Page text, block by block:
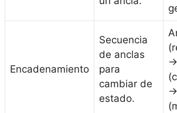
Encadenamiento
Secuencia
de anclas
para
cambiar de
estado.
-
-